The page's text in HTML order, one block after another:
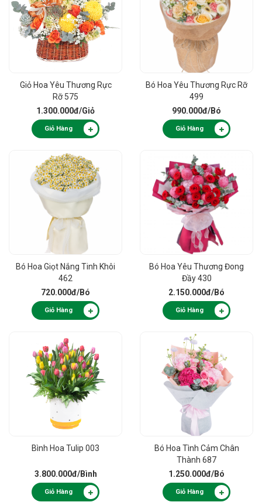
Giỏ Hoa Yêu Thương Rực
Rỡ 575
1.300.000đ/Giỏ
Giỏ Hàng
Bó Hoa Yêu Thương Rực Rỡ
499
990.000đ/Bó
Giỏ Hàng
Bó Hoa Giọt Nắng Tinh Khôi
462
720.000đ/Bó
Giỏ Hàng
Bó Hoa Yêu Thương Đong
Đầy 430
2.150.000đ/Bó
Giỏ Hàng
Bình Hoa Tulip 003
3.800.000đ/Bình
Giỏ Hàng
Bó Hoa Tình Cảm Chân
Thành 687
1.250.000đ/Bó
Giỏ Hàng